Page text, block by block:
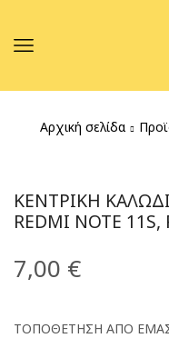
Αρχική σελίδα
ΚΕΝΤΡΙΚΉ
REDMI NOTE 11S,
7,00 €
ΤΟΠΟΘΕΤΗΣΗ ΑΠΟ